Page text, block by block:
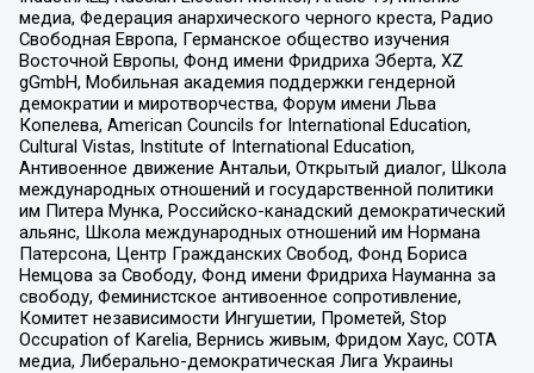
медиа, Федерация анархического черного креста, Радио
Свободная Европа, Германское общество изучения
Восточной Европы, Фонд имени Фридриха Эберта, XZ
gGmbH, Мобильная академия поддержки гендерной
демократии и миротворчества, Форум имени Льва
Копелева, American Councils for International Education,
Cultural Vistas, Institute of International Education,
Антивоенное движение Антальи, Открытый диалог, Школа
международных отношений и государственной политики
им Питера Мунка, Российско-канадский демократический
альянс, Школа международных отношений им Нормана
Патерсона, Центр Гражданских Свобод, Фонд Бориса
Немцова за Свободу, Фонд имени Фридриха Науманна за
свободу, Феминистское антивоенное сопротивление,
Комитет независимости Ингушетии, Прометей, Stop
Occupation of Karelia, Вернись живым, Фридом Хаус, СОТА
медиа, Либерально-демократическая Лига Украины